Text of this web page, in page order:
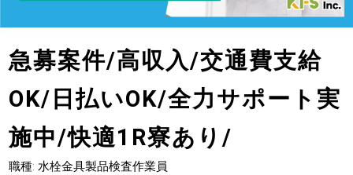
急募案件/高収入/交通費支給
OK/日払いOK/全力サポート実
施中/快適1R寮あり/
職種: 水栓金具製品検査作業員